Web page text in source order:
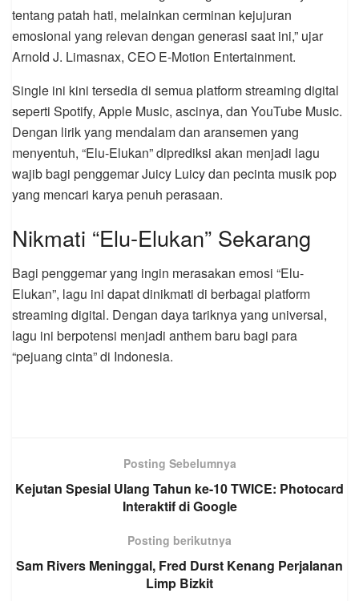
tentang patah hati, melainkan cerminan kejujuran
emosional yang relevan dengan generasi saat ini,” ujar
Arnold J. Limasnax, CEO E-Motion Entertainment.
Single ini kini tersedia di semua platform streaming digital
seperti Spotify, Apple Music, ascinya, dan YouTube Music.
Dengan lirik yang mendalam dan aransemen yang
menyentuh, “Elu-Elukan” diprediksi akan menjadi lagu
wajib bagi penggemar Juicy Luicy dan pecinta musik pop
yang mencari karya penuh perasaan.
Nikmati “Elu-Elukan” Sekarang
Bagi penggemar yang ingin merasakan emosi “Elu-
Elukan”, lagu ini dapat dinikmati di berbagai platform
streaming digital. Dengan daya tariknya yang universal,
lagu ini berpotensi menjadi anthem baru bagi para
“pejuang cinta” di Indonesia.
Posting Sebelumnya
Kejutan Spesial Ulang Tahun ke-10 TWICE: Photocard
Interaktif di Google
Posting berikutnya
Sam Rivers Meninggal, Fred Durst Kenang Perjalanan
Limp Bizkit